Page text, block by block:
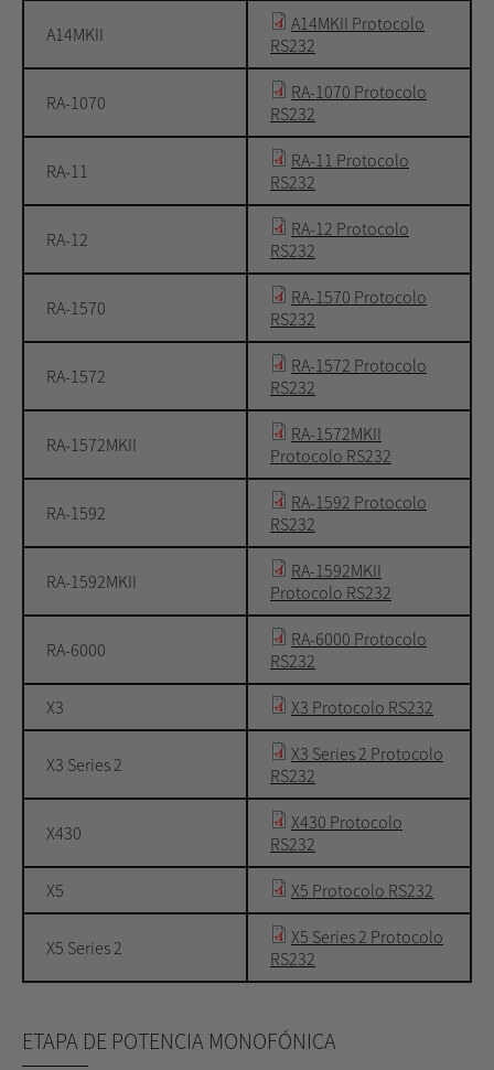
A14MKII
A14MKII Protocolo
RS232
RA-1070
RA-1070 Protocolo
RS232
RA-11
RA-11 Protocolo
RS232
RA-12
RA-12 Protocolo
RS232
RA-1570
RA-1570 Protocolo
RS232
RA-1572
RA-1572 Protocolo
RS232
RA-1572MKII
RA-1572MKII
Protocolo RS232
RA-1592
RA-1592 Protocolo
RS232
RA-1592MKII
RA-1592MKII
Protocolo RS232
RA-6000
RA-6000 Protocolo
RS232
X3 X3 Protocolo RS232
X3 Series 2
X3 Series 2 Protocolo
RS232
X430
X430 Protocolo
RS232
X5 X5 Protocolo RS232
X5 Series 2
X5 Series 2 Protocolo
RS232
ETAPA DE POTENCIA MONOFÓNICA